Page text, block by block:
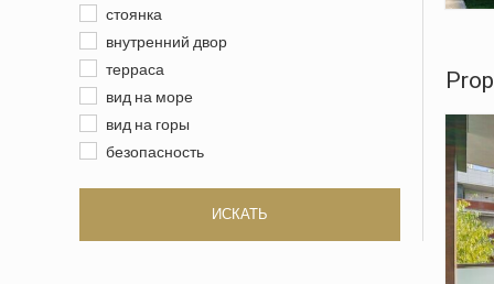
стоянка
внутренний двор
терраса
вид на море
вид на горы
безопасность
ИСКАТЬ